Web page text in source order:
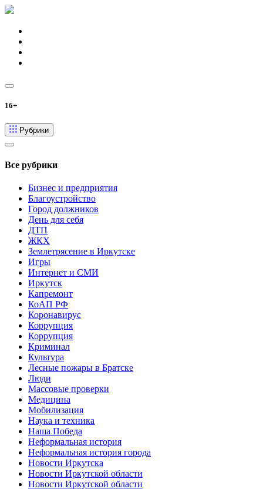
16+
Рубрики
Все рубрики
Бизнес и предприятия
Благоустройство
Город должников
День для себя
ДТП
ЖКХ
Землетрясение в Иркутске
Игры
Интернет и СМИ
Иркутск
Капремонт
КоАП РФ
Коронавирус
Коррупция
Коррупция
Криминал
Культура
Лесные пожары в Братске
Люди
Массовые проверки
Медицина
Мобилизация
Наука и техника
Наша Победа
Неформальная история
Неформальная история города
Новости Иркутска
Новости Иркутской области
Новости Иркутской области